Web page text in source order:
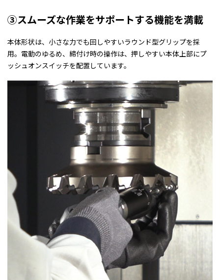
③スムーズな作業をサポートする機能を満載
本体形状は、小さな力でも回しやすいラウンド型グリップを採
用。電動のゆるめ、締付け時の操作は、押しやすい本体上部にプ
ッシュオンスイッチを配置しています。